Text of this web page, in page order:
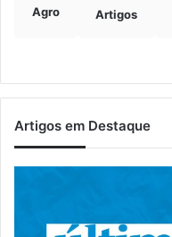
Agro Artigos
Artigos em Destaque